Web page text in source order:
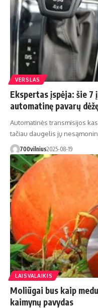
VERSLAS
Ekspertas įspėja: šie
automatinę pavarų
Automatinės transmisijos
tačiau daugelis jų
700vilnius2025-08-19
LAISVALAIKIS
Moliūgai bus kaip
kaimynų pavydas